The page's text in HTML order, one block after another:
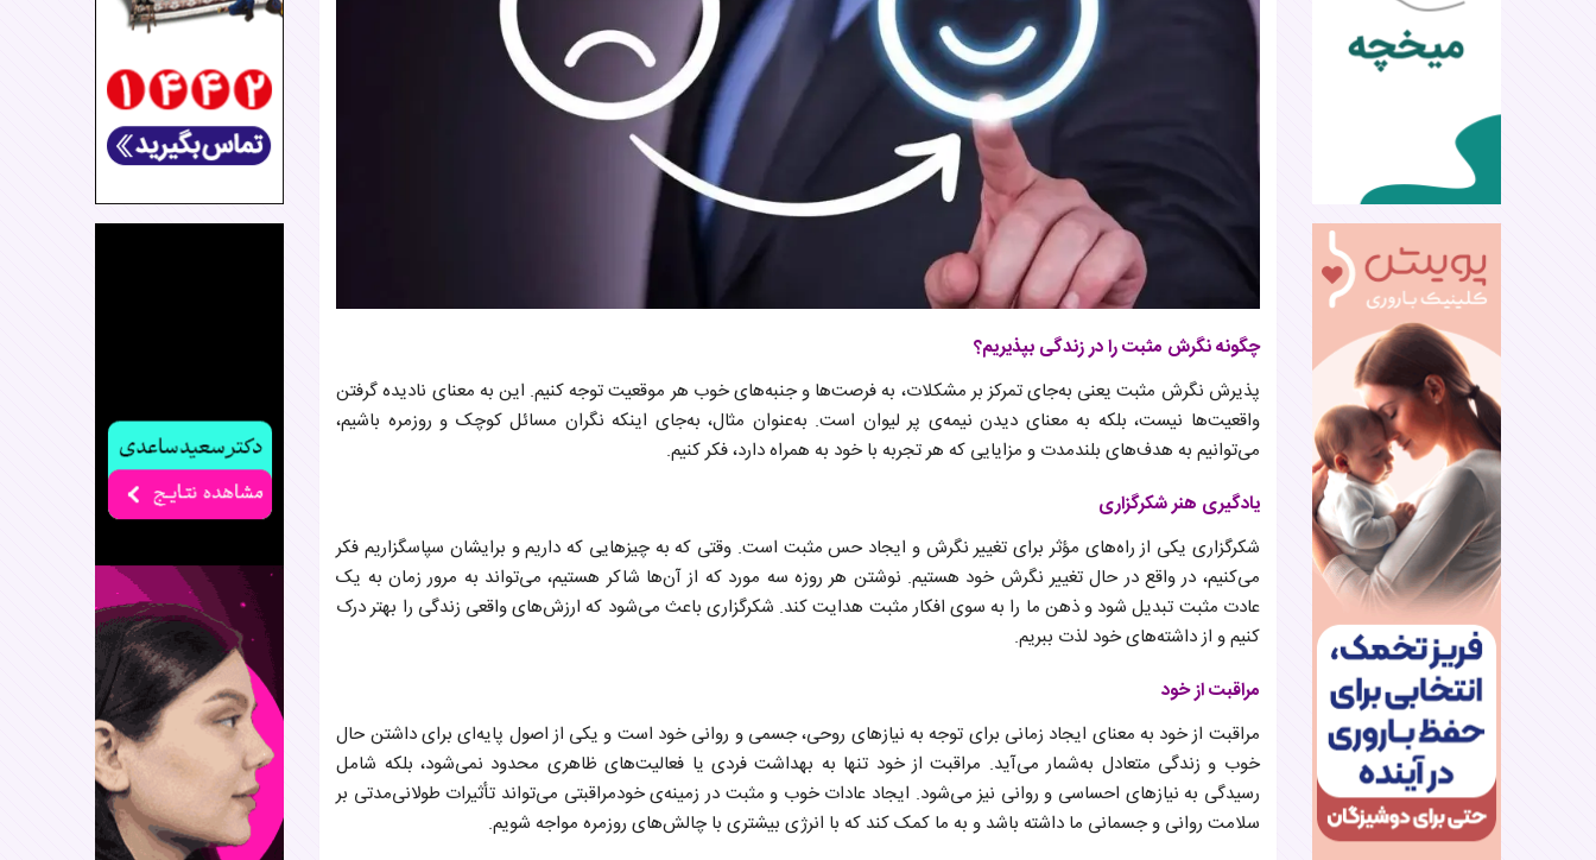
چگونه نگرش مثبت را در زندگی بپذیریم؟
پذیرش نگرش مثبت یعنی به‌جای تمرکز بر مشکلات، به فرصت‌ها و جنبه‌های خوب هر موقعیت توجه کنیم. این به معنای نادیده گرفتن
واقعیت‌ها نیست، بلکه به معنای دیدن نیمه‌ی پر لیوان است. به‌عنوان مثال، به‌جای اینکه نگران مسائل کوچک و روزمره باشیم،
می‌توانیم به هدف‌های بلندمدت و مزایایی که هر تجربه با خود به همراه دارد، فکر کنیم.
یادگیری هنر شکرگزاری
شکرگزاری یکی از راه‌های مؤثر برای تغییر نگرش و ایجاد حس مثبت است. وقتی که به چیزهایی که داریم و برایشان سپاسگزاریم فکر
می‌کنیم، در واقع در حال تغییر نگرش خود هستیم. نوشتن هر روزه سه مورد که از آن‌ها شاکر هستیم، می‌تواند به مرور زمان به یک
عادت مثبت تبدیل شود و ذهن ما را به سوی افکار مثبت هدایت کند. شکرگزاری باعث می‌شود که ارزش‌های واقعی زندگی را بهتر درک
کنیم و از داشته‌های خود لذت ببریم.
مراقبت از خود
مراقبت از خود به معنای ایجاد زمانی برای توجه به نیازهای روحی، جسمی و روانی خود است و یکی از اصول پایه‌ای برای داشتن حال
خوب و زندگی متعادل به‌شمار می‌آید. مراقبت از خود تنها به بهداشت فردی یا فعالیت‌های ظاهری محدود نمی‌شود، بلکه شامل
رسیدگی به نیازهای احساسی و روانی نیز می‌شود. ایجاد عادات خوب و مثبت در زمینه‌ی خودمراقبتی می‌تواند تأثیرات طولانی‌مدتی بر
سلامت روانی و جسمانی ما داشته باشد و به ما کمک کند که با انرژی بیشتری با چالش‌های روزمره مواجه شویم.